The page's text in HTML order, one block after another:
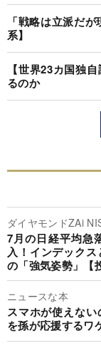
「戦略は立派だ
系】
【世界23カ国独
るのか
ダイヤモンドZAi
7月の日経平均急
入！インデック
の「強気姿勢」【
ニュースな本
スマホが使えな
を孫が応援するワ